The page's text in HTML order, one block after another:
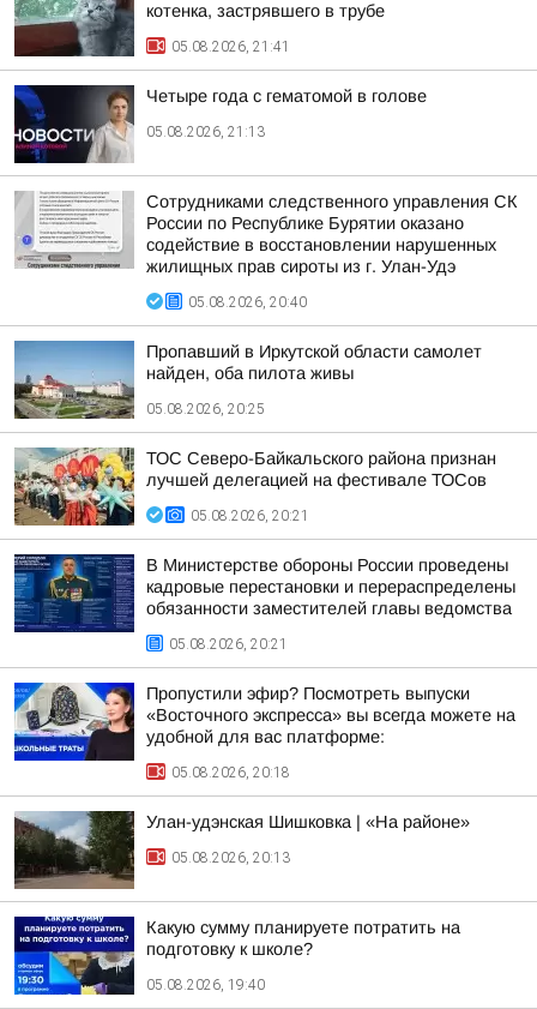
котенка, застрявшего в трубе
05.08.2026, 21:41
Четыре года с гематомой в голове
05.08.2026, 21:13
Сотрудниками следственного управления СК
России по Республике Бурятии оказано
содействие в восстановлении нарушенных
жилищных прав сироты из г. Улан-Удэ
05.08.2026, 20:40
Пропавший в Иркутской области самолет
найден, оба пилота живы
05.08.2026, 20:25
ТОС Северо-Байкальского района признан
лучшей делегацией на фестивале ТОСов
05.08.2026, 20:21
В Министерстве обороны России проведены
кадровые перестановки и перераспределены
обязанности заместителей главы ведомства
05.08.2026, 20:21
Пропустили эфир? Посмотреть выпуски
«Восточного экспресса» вы всегда можете на
удобной для вас платформе:
05.08.2026, 20:18
Улан-удэнская Шишковка | «На районе»
05.08.2026, 20:13
Какую сумму планируете потратить на
подготовку к школе?
05.08.2026, 19:40